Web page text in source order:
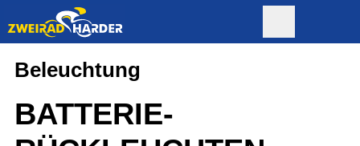
Beleuchtung
BATTERIE-